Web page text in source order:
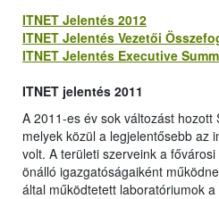
ITNET Jelentés 2012
ITNET Jelentés Vezetői
ITNET Jelentés Executive
ITNET jelentés 2011
A 2011-es év sok változást
melyek közül a legjelentősebb az
volt. A területi szerveink a
önálló igazgatóságaiként
által működtetett laboratóriumok